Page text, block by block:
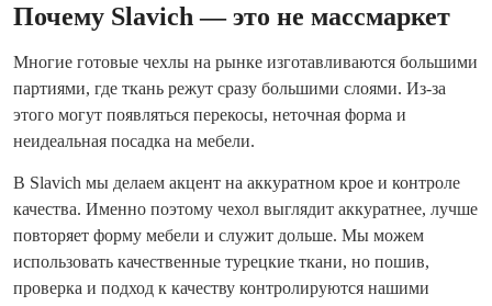
Почему Slavich — это не массмаркет
Многие готовые чехлы на рынке изготавливаются большими
партиями, где ткань режут сразу большими слоями. Из-за
этого могут появляться перекосы, неточная форма и
неидеальная посадка на мебели.
В Slavich мы делаем акцент на аккуратном крое и контроле
качества. Именно поэтому чехол выглядит аккуратнее, лучше
повторяет форму мебели и служит дольше. Мы можем
использовать качественные турецкие ткани, но пошив,
проверка и подход к качеству контролируются нашими